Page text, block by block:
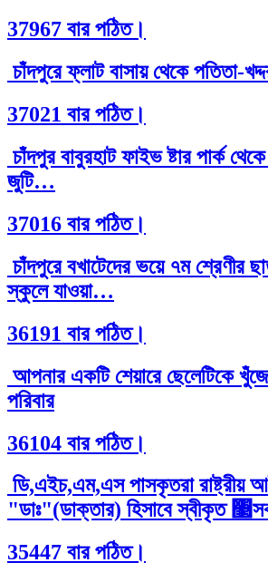
37967 বার পঠিত।
চাঁদপুরে ফ্লাট বাসায় থেকে পতিতা-
37021 বার পঠিত।
চাঁদপুর বাবুরহাট ফাইভ ষ্টার পার্ক
জুটি…
37016 বার পঠিত।
চাঁদপুরে বখাটেদের ভয়ে ৭ম শ্রেণীর
স্কুলে যাওয়া…
36191 বার পঠিত।
আপনার একটি শেয়ারে ছেলেটিকে
পরিবার
36104 বার পঠিত।
ডি,এইচ,এম,এস পাসকৃতরা রাষ্ট্রীয়
"ডাঃ"(ডাক্তার) হিসাবে স্বীকৃত
35447 বার পঠিত।